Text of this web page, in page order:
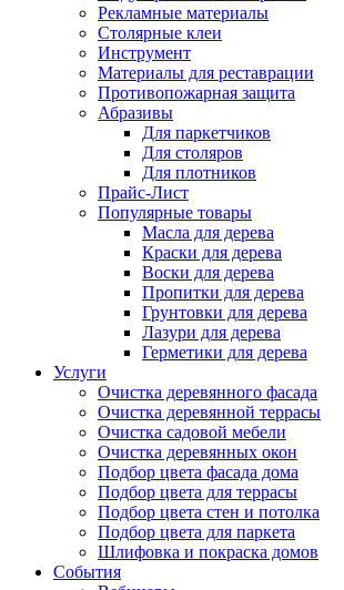
Рекламные материалы
Столярные клеи
Инструмент
Материалы для реставрации
Противопожарная защита
Абразивы
Для паркетчиков
Для столяров
Для плотников
Прайс-Лист
Популярные товары
Масла для дерева
Краски для дерева
Воски для дерева
Пропитки для дерева
Грунтовки для дерева
Лазури для дерева
Герметики для дерева
Услуги
Очистка деревянного фасада
Очистка деревянной террасы
Очистка садовой мебели
Очистка деревянных окон
Подбор цвета фасада дома
Подбор цвета для террасы
Подбор цвета стен и потолка
Подбор цвета для паркета
Шлифовка и покраска домов
События